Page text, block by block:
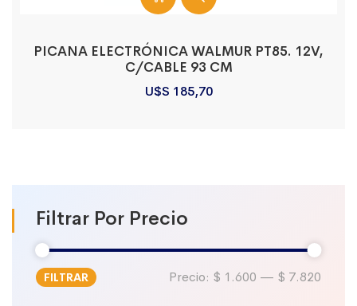
Filtrar Por Precio
Precio
Precio
FILTRAR Precio: $ 1.600 — $ 7.820
PICANA ELECTRÓNICA WALMUR PT85. 12V,
C/CABLE 93 CM
U$S 185,70